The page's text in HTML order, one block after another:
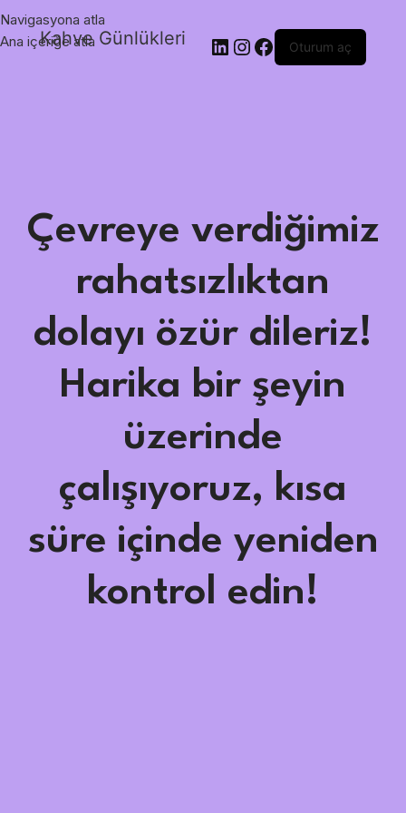
Navigasyona atla
Ana içeriğe atla
Kahve Günlükleri Oturum aç
Çevreye verdiğimiz
rahatsızlıktan
dolayı özür dileriz!
Harika bir şeyin
üzerinde
çalışıyoruz, kısa
süre içinde yeniden
kontrol edin!